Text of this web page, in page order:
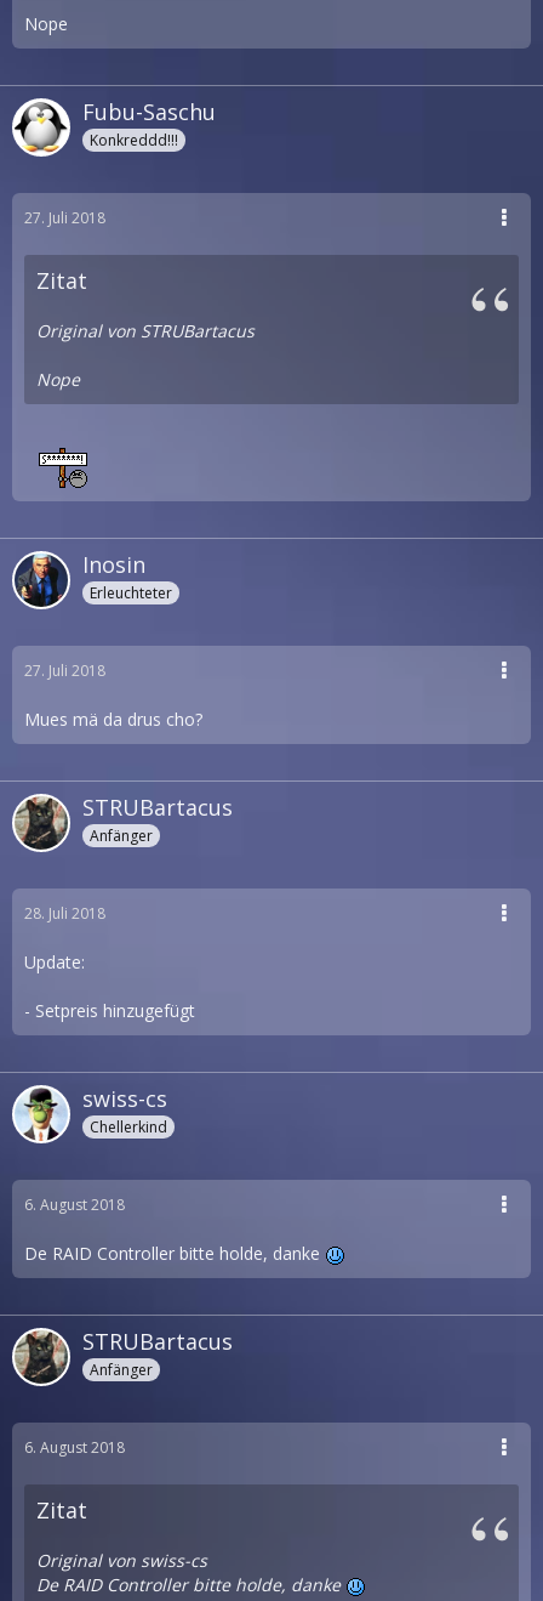
Nope
Fubu-Saschu
Konkreddd!!!
27. Juli 2018
Zitat
Original von STRUBartacus
Nope
Inosin
Erleuchteter
27. Juli 2018
Mues mä da drus cho?
STRUBartacus
Anfänger
28. Juli 2018
Update:
- Setpreis hinzugefügt
swiss-cs
Chellerkind
6. August 2018
De RAID Controller bitte holde, danke
STRUBartacus
Anfänger
6. August 2018
Zitat
Original von swiss-cs
De RAID Controller bitte holde, danke